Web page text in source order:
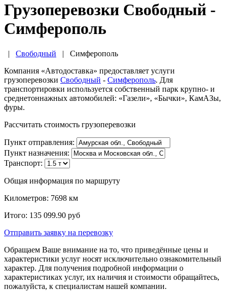
Грузоперевозки Свободный -
Симферополь
| Свободный | Симферополь
Компания «Автодоставка» предоставляет услуги
грузоперевозки Свободный - Симферополь. Для
транспортировки используется собственный парк крупно- и
среднетоннажных автомобилей: «Газели», «Бычки», КамАЗы,
фуры.
Рассчитать стоимость грузоперевозки
Пункт отправления:
Пункт назначения:
Транспорт:
Общая информация по маршруту
Километров: 7698 км
Итого: 135 099.90 руб
Отправить заявку на перевозку
Обращаем Ваше внимание на то, что приведённые цены и
характеристики услуг носят исключительно ознакомительный
характер. Для получения подробной информации о
характеристиках услуг, их наличия и стоимости обращайтесь,
пожалуйста, к специалистам нашей компании.